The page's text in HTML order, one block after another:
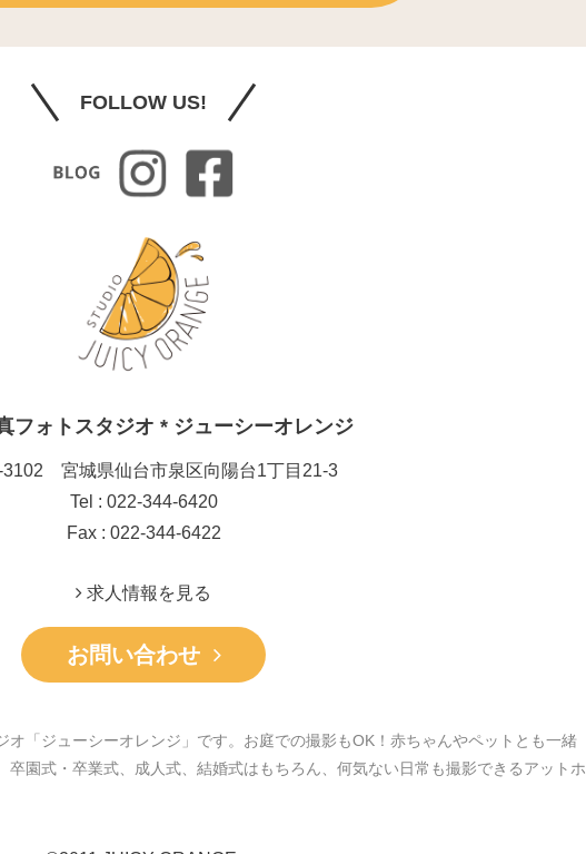
FOLLOW US!
フォトスタジオ * ジューシーオレンジ
3102 宮城県仙台市泉区向陽台1丁目21-3
Tel : 022-344-6420
Fax : 022-344-6422
求人情報を見る
お問い合わせ
「ジューシーオレンジ」です。お庭での撮影もOK！赤ちゃんやペットとも一緒
卒園式・卒業式、成人式、結婚式はもちろん、何気ない日常も撮影できるアットホ